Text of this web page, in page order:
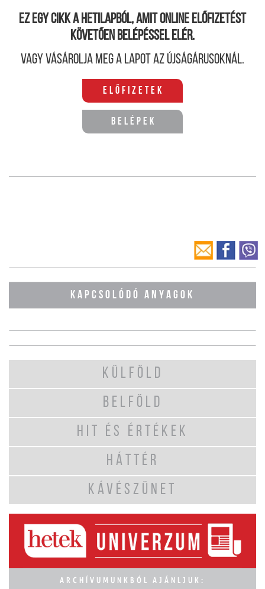
Ez egy cikk a hetilapból, amit online előfizetést
követően belépéssel elér.
Vagy vásárolja meg a lapot az újságárusoknál.
Előfizetek
Belépek
KAPCSOLÓDÓ ANYAGOK
KÜLFÖLD
BELFÖLD
HIT ÉS ÉRTÉKEK
HÁTTÉR
KÁVÉSZÜNET
ARCHÍVUMUNKBÓL AJÁNLJUK: